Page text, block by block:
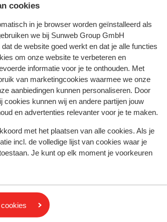
cookies
in je browser worden geïnstalleerd als
we bij Sunweb Group GmbH
de website goed werkt en dat je alle functies
om onze website te verbeteren en
informatie voor je te onthouden. Met
van marketingcookies waarmee we onze
aanbiedingen kunnen personaliseren. Door
cookies kunnen wij en andere partijen jouw
en advertenties relevanter voor je te maken.
met het plaatsen van alle cookies. Als je
incl. de volledige lijst van cookies waar je
Je kunt op elk moment je voorkeuren
regio's
Kreta
Canaria
& cookies
Privacy